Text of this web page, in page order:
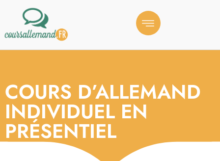
COURS D’ALLEMAND
INDIVIDUEL EN
PRÉSENTIEL